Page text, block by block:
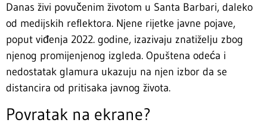
Danas živi povučenim životom u Santa Barbari, daleko
od medijskih reflektora. Njene rijetke javne pojave,
poput viđenja 2022. godine, izazivaju znatiželju zbog
njenog promijenjenog izgleda. Opuštena odeća i
nedostatak glamura ukazuju na njen izbor da se
distancira od pritisaka javnog života.
Povratak na ekrane?